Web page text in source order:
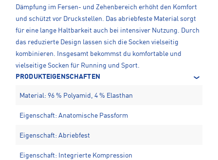
Dämpfung im Fersen- und Zehenbereich erhöht den Komfort
und schützt vor Druckstellen. Das abriebfeste Material sorgt
für eine lange Haltbarkeit auch bei intensiver Nutzung. Durch
das reduzierte Design lassen sich die Socken vielseitig
kombinieren. Insgesamt bekommst du komfortable und
vielseitige Socken für Running und Sport.
PRODUKTEIGENSCHAFTEN
Material: 96 % Polyamid, 4 % Elasthan
Eigenschaft: Anatomische Passform
Eigenschaft: Abriebfest
Eigenschaft: Integrierte Kompression